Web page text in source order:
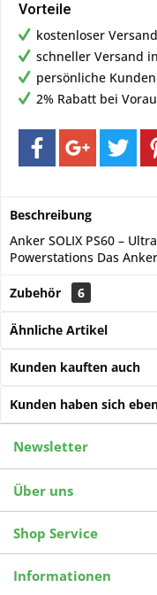
Vorteile
kostenloser
schneller Versand
persönliche
2% Rabatt bei
Beschreibung
Anker SOLIX PS60 –
Powerstations Das Anker
Zubehör 6
Ähnliche Artikel
Kunden kauften auch
Kunden haben sich
Newsletter
Über uns
Shop Service
Informationen